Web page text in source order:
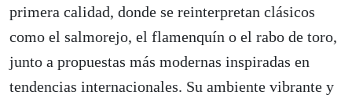
primera calidad, donde se reinterpretan clásicos
como el salmorejo, el flamenquín o el rabo de toro,
junto a propuestas más modernas inspiradas en
tendencias internacionales. Su ambiente vibrante y